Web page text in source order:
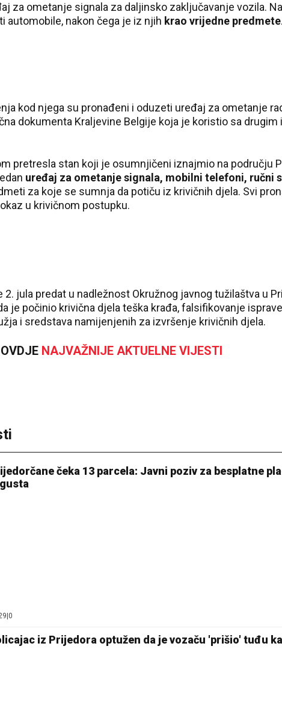
za ometanje signala za daljinsko zaključavanje vozila.
automobile, nakon čega je iz njih krao vrijedne predmete.
kod njega su pronađeni i oduzeti uređaj za ometanje
dokumenta Kraljevine Belgije koja je koristio sa
pretresla stan koji je osumnjičeni iznajmio na području
uređaj za ometanje signala, mobilni telefoni, ručni
za koje se sumnja da potiču iz krivičnih djela. Svi
u krivičnom postupku.
2. jula predat u nadležnost Okružnog javnog tužilaštva u
je počinio krivična djela teška krađa, falsifikovanje
i sredstava namijenjenih za izvršenje krivičnih djela.
NAJVAŽNIJE AKTUELNE VIJESTI
čeka 13 parcela: Javni poziv za besplatne
0
iz Prijedora optužen da je vozaču 'prišio' tuđu